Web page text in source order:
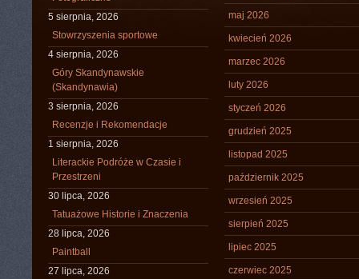
5 sierpnia, 2026
Stowrzyszenia sportowe
4 sierpnia, 2026
Góry Skandynawskie
(Skandynawia)
3 sierpnia, 2026
Recenzje i Rekomendacje
1 sierpnia, 2026
Literackie Podróże w Czasie i
Przestrzeni
30 lipca, 2026
Tatuażowe Historie i Znaczenia
28 lipca, 2026
Paintball
27 lipca, 2026
maj 2026
kwiecień 2026
marzec 2026
luty 2026
styczeń 2026
grudzień 2025
listopad 2025
październik 2025
wrzesień 2025
sierpień 2025
lipiec 2025
czerwiec 2025